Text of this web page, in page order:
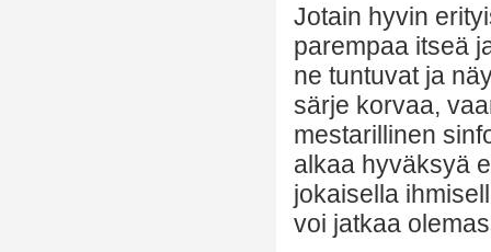
Jotain hyvin
parempaa itseä
ne tuntuvat ja
särje korvaa,
mestarillinen
alkaa hyväksyä
jokaisella
voi jatkaa